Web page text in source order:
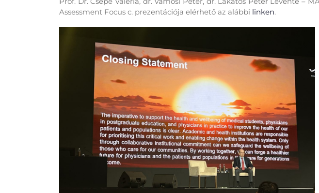
Assessment Focus c. prezentációja elérhető az alábbi linken.